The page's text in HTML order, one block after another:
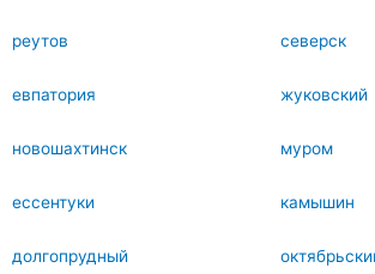
реутов северск
евпатория жуковский
новошахтинск муром
ессентуки камышин
долгопрудный